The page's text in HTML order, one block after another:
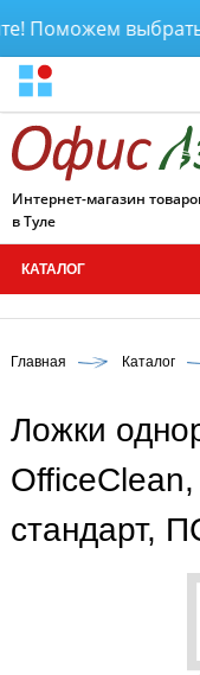
Поможем выбрать
Интернет-магазин
в Туле
КАТАЛОГ
Главная Каталог
Ложки
стандарт,